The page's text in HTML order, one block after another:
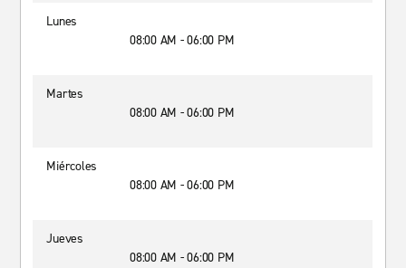
Lunes
08:00 AM - 06:00 PM
Martes
08:00 AM - 06:00 PM
Miércoles
08:00 AM - 06:00 PM
Jueves
08:00 AM - 06:00 PM